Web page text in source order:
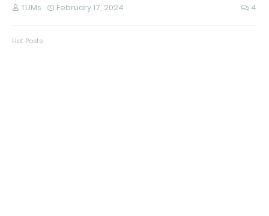
TUMs February 17, 2024 4
Hot Posts